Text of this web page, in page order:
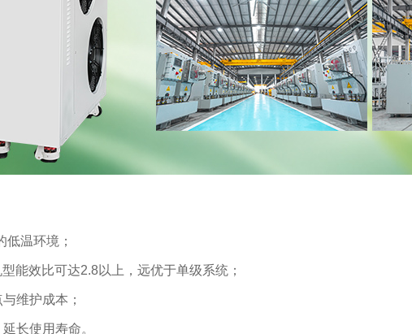
温环境；
能效比可达2.8以上，远优于单级系统；
维护成本；
长使用寿命。